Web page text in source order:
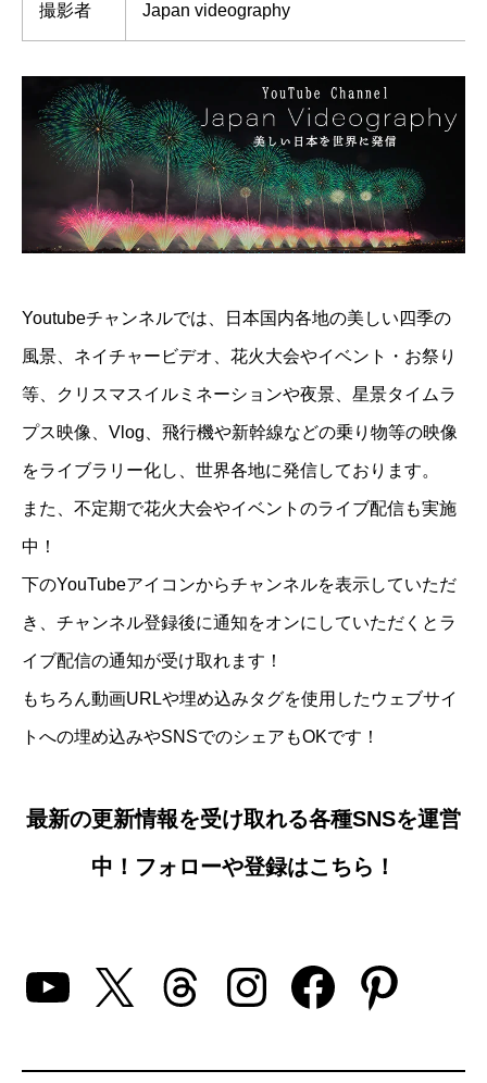
撮影者 Japan videography
Youtubeチャンネルでは、日本国内各地の美しい四季の
風景、ネイチャービデオ、花火大会やイベント・お祭り
等、クリスマスイルミネーションや夜景、星景タイムラ
プス映像、Vlog、飛行機や新幹線などの乗り物等の映像
をライブラリー化し、世界各地に発信しております。
また、不定期で花火大会やイベントのライブ配信も実施
中！
下のYouTubeアイコンからチャンネルを表示していただ
き、チャンネル登録後に通知をオンにしていただくとラ
イブ配信の通知が受け取れます！
もちろん動画URLや埋め込みタグを使用したウェブサイ
トへの埋め込みやSNSでのシェアもOKです！
最新の更新情報を受け取れる各種SNSを運営
中！フォローや登録はこちら！
YouTube
X Threads
Instagram